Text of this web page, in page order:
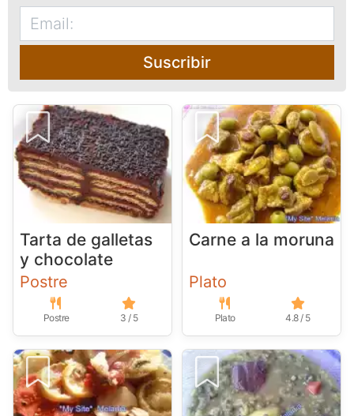
Suscribir
Tarta de galletas
y chocolate
Postre
Postre 3 / 5
Carne a la moruna
Plato
Plato 4.8 / 5